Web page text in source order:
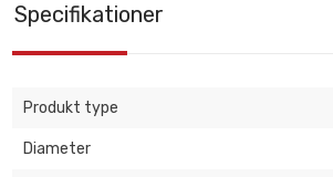
Specifikationer
Produkt type
Diameter